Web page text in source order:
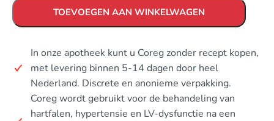
TOEVOEGEN AAN WINKELWAGEN
In onze apotheek kunt u Coreg zonder recept kopen,
met levering binnen 5-14 dagen door heel
Nederland. Discrete en anonieme verpakking.
Coreg wordt gebruikt voor de behandeling van
hartfalen, hypertensie en LV-dysfunctie na een